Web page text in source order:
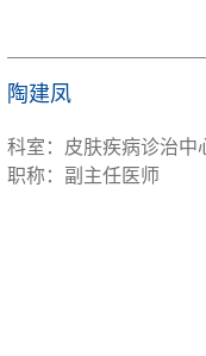
陶建凤
科室：皮肤疾病诊治中
职称：副主任医师